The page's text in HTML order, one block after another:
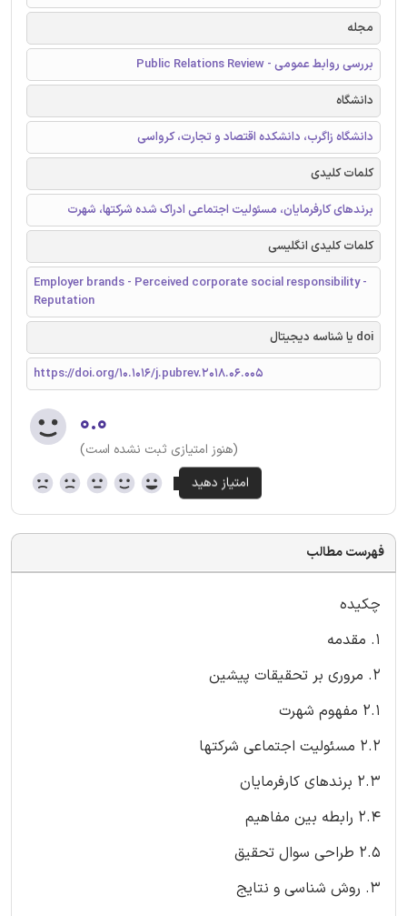
مجله
بررسی روابط عمومی - Public Relations Review
دانشگاه
دانشگاه زاگرب، دانشکده اقتصاد و تجارت، کرواسی
کلمات کلیدی
برندهای کارفرمایان، مسئولیت اجتماعی ادراک شده شرکتها، شهرت
کلمات کلیدی انگلیسی
Employer brands - Perceived corporate social responsibility -
Reputation
doi یا شناسه دیجیتال
https://doi.org/10.1016/j.pubrev.2018.06.005
۰.۰
(هنوز امتیازی ثبت نشده است)
فهرست مطالب
چکیده
1. مقدمه
2. مروری بر تحقیقات پیشین
2.1 مفهوم شهرت
2.2 مسئولیت اجتماعی شرکتها
2.3 برندهای کارفرمایان
2.4 رابطه بین مفاهیم
2.5 طراحی سوال تحقیق
3. روش شناسی و نتایج